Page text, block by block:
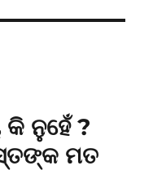
ନୁହେଁ ?
ମତ